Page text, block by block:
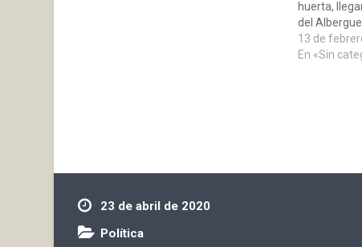
huerta,
del
tenido que
zonas para
13 de
En «Sin
23 de abril de 2020
Política